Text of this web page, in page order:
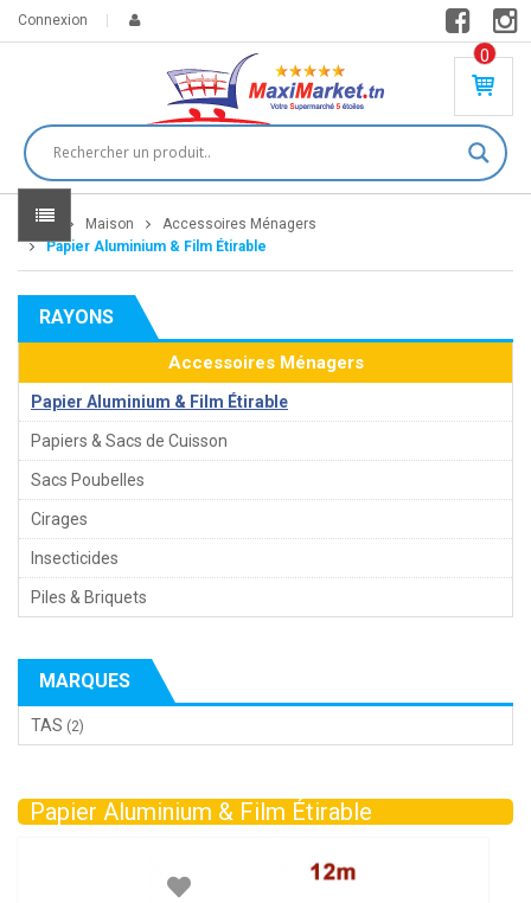
Connexion
0
PR
DU
IT(
S)
Home Maison
Accessoires Ménagers
Papier Aluminium & Film Étirable
RAYONS
Accessoires Ménagers
Papier Aluminium & Film Étirable
Papiers & Sacs de Cuisson
Sacs Poubelles
Cirages
Insecticides
Piles & Briquets
MARQUES
TAS (2)
Papier Aluminium & Film Étirable